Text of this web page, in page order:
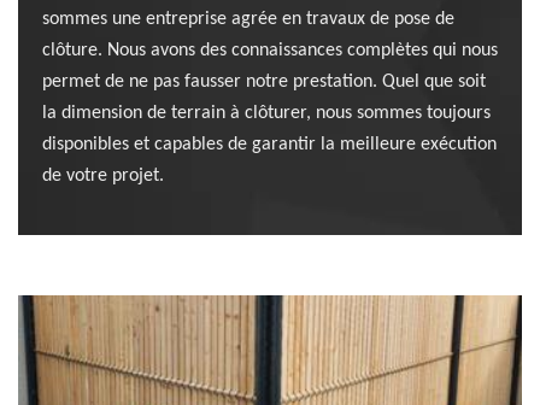
sommes une entreprise agrée en travaux de pose de
clôture. Nous avons des connaissances complètes qui nous
permet de ne pas fausser notre prestation. Quel que soit
la dimension de terrain à clôturer, nous sommes toujours
disponibles et capables de garantir la meilleure exécution
de votre projet.